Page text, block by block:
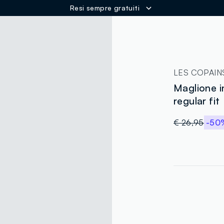
Resi sempre gratuiti
LES
Maglione
regular fit
€ 26,95 -